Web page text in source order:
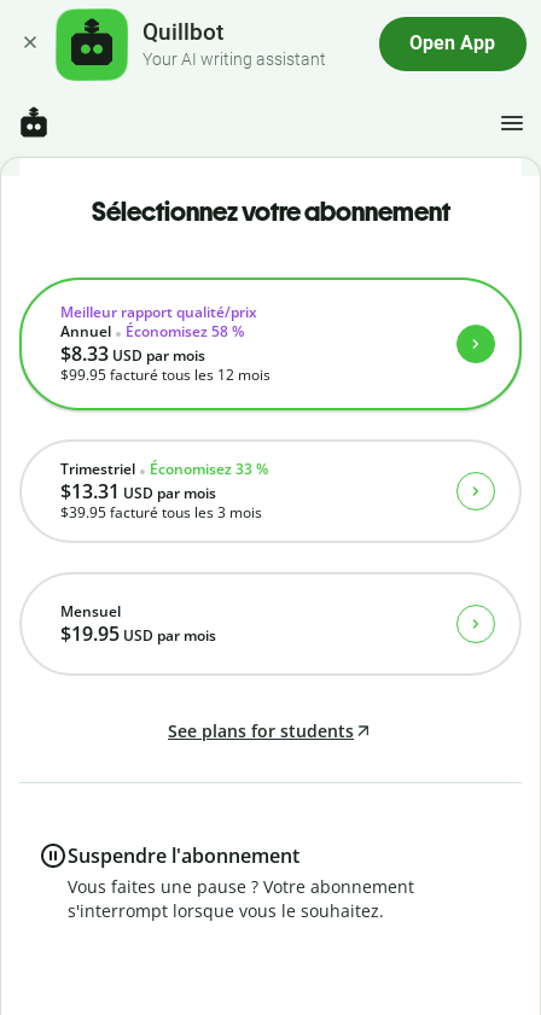
Quillbot
Your AI writing assistant
Open App
Sélectionnez votre abonnement
Mensuel
$19.95 USD par mois
Trimestriel Économisez 33 %
$13.31 USD par mois
$39.95facturé tous les 3 mois
Meilleur rapport qualité/prix
Annuel
Économisez 58 %
$8.33 USD par mois
$99.95facturé tous les 12 mois
See plans for students
Suspendre l'abonnement
Vous faites une pause ? Votre abonnement
s'interrompt lorsque vous le souhaitez.